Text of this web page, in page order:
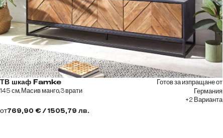
ТВ шкаф Famke
145 см, Масив манго, 3 врати
от769,90 € / 1505,79 лв.
Готов за изпращане от
Германия
+2 Варианта